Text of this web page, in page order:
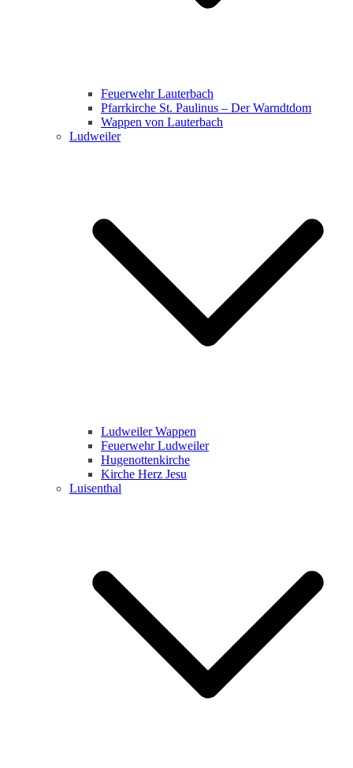
Feuerwehr Lauterbach
Pfarrkirche St. Paulinus – Der Warndtdom
Wappen von Lauterbach
Ludweiler
Ludweiler Wappen
Feuerwehr Ludweiler
Hugenottenkirche
Kirche Herz Jesu
Luisenthal